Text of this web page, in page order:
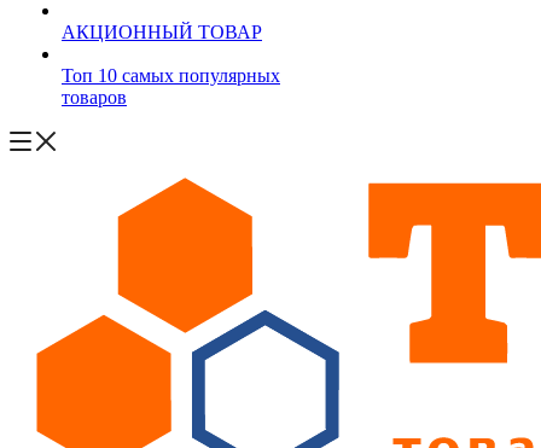
АКЦИОННЫЙ ТОВАР
Топ 10 самых популярных
товаров